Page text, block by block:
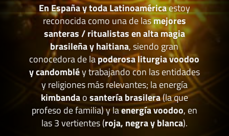
En España y toda Latinoaméricaestoy
reconocida como una de lasmejores
santeras / ritualistas en alta magia
brasileña y haitiana, siendo gran
conocedora de lapoderosa liturgia voodoo
y candombléy trabajando con las entidades
y religiones más relevantes; la energía
kimbandaosantería brasilera(la que
profeso de familia) y laenergía voodoo, en
las 3 vertientes (roja, negra y blanca).